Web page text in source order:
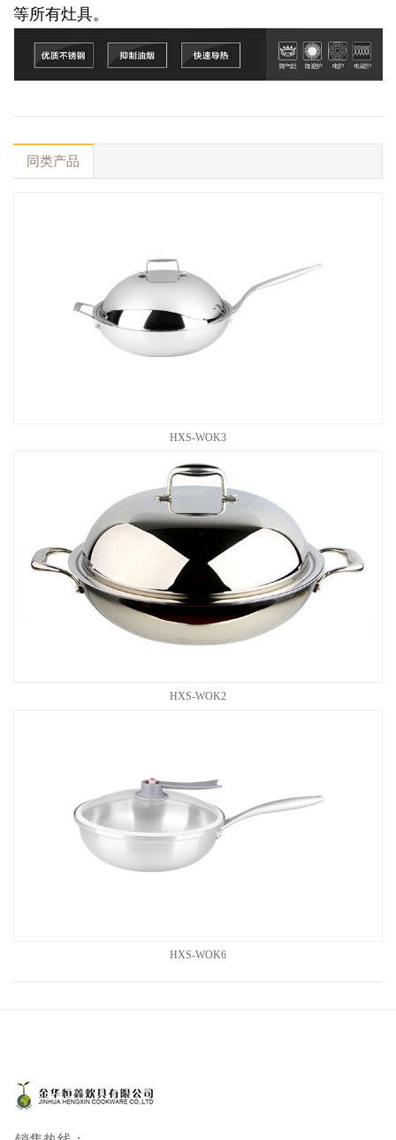
等所有灶具。
同类产品
HXS-WOK3
HXS-WOK2
HXS-WOK6